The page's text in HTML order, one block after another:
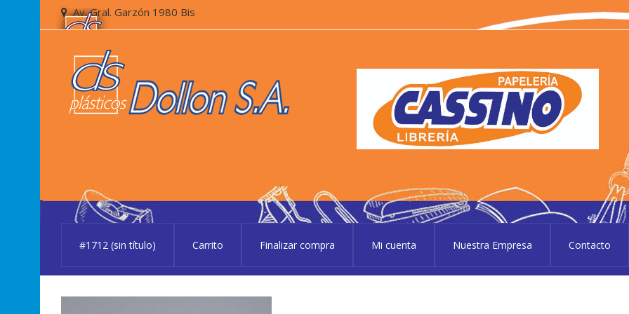
Skip
Skip Av. Gral. Garzón 1980 Bis
#1712 (sin título) Carrito Finalizar compra Mi cuenta Nuestra Empresa Contacto